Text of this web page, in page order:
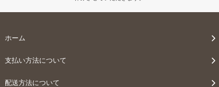
ホーム
支払い方法について
配送方法について